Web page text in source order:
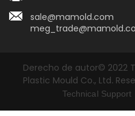
sale@mamold.com
Derecho de autor© 2022
Plastic Mould Co., Ltd.
Technical Support